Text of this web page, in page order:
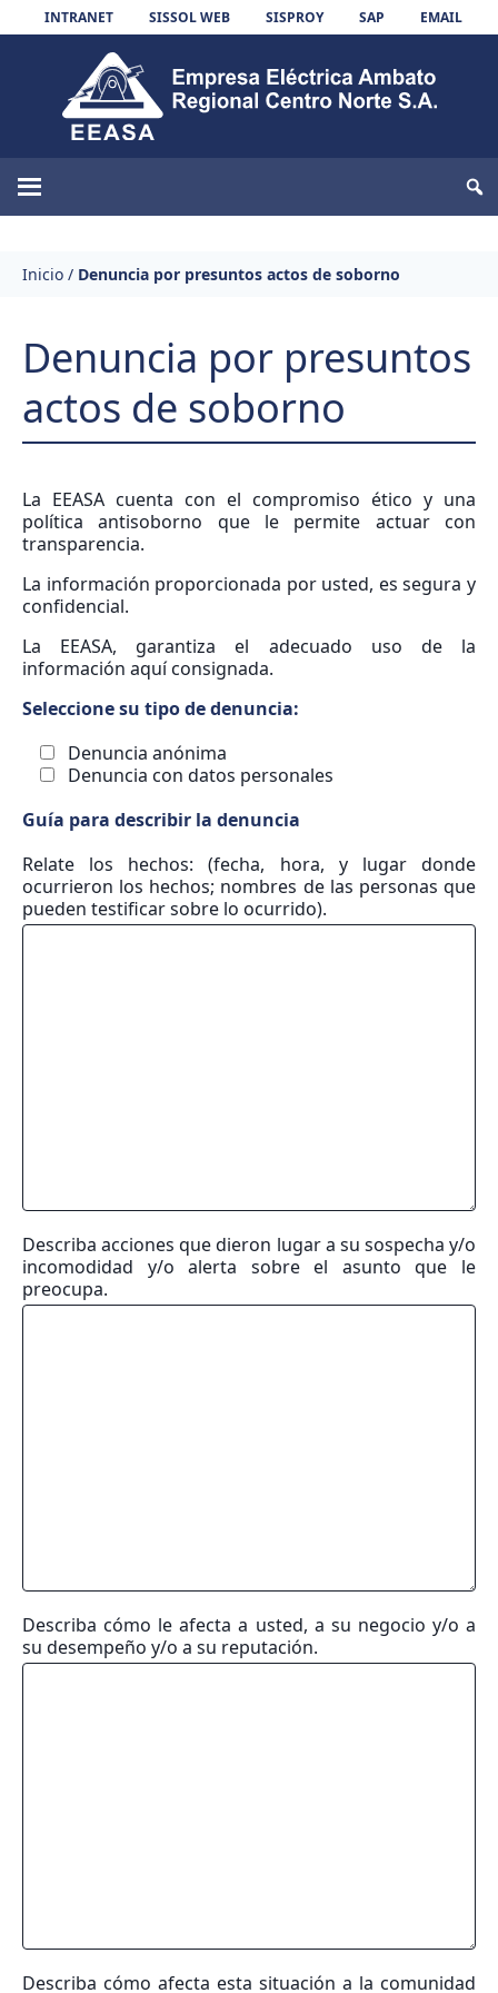
Skip to content
INTRANET SISSOL WEB SISPROY SAP EMAIL
EEASA
Inicio / Denuncia por presuntos actos de soborno
Denuncia por presuntos
actos de soborno
La EEASA cuenta con el compromiso ético y una
política antisoborno que le permite actuar con
transparencia.
La información proporcionada por usted, es segura y
confidencial.
La EEASA, garantiza el adecuado uso de la
información aquí consignada.
Seleccione su tipo de denuncia:
Denuncia anónima
Denuncia con datos personales
Guía para describir la denuncia
Relate los hechos: (fecha, hora, y lugar donde
ocurrieron los hechos; nombres de las personas que
pueden testificar sobre lo ocurrido).
Describa acciones que dieron lugar a su sospecha y/o
incomodidad y/o alerta sobre el asunto que le
preocupa.
Describa cómo le afecta a usted, a su negocio y/o a
su desempeño y/o a su reputación.
Describa cómo afecta esta situación a la comunidad